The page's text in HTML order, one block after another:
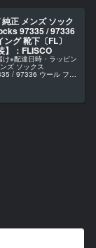
正 メンズ ソック
97335 / 97336
グ 靴下〔FL〕
】：FLISCO
け※配達日時・ラッピン
ズ ソックス
/ 97336 ウール フッ